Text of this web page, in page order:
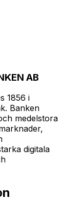
AB
1856 i
Banken
medelstora
digitala